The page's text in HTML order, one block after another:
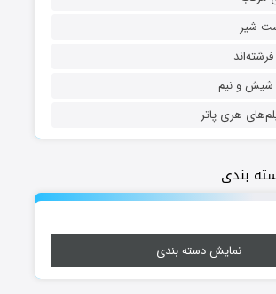
شیر
شیش و نیم
هری پاتر
بندی
نمایش دسته بندی